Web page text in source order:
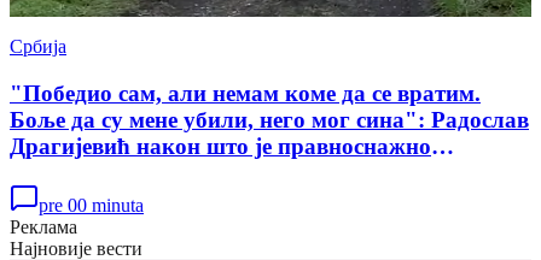
Србија
"Победио сам, али немам коме да се вратим.
Боље да су мене убили, него мог сина": Радослав
Драгијевић након што је правноснажно
pre 00 minuta
Реклама
Најновије вести